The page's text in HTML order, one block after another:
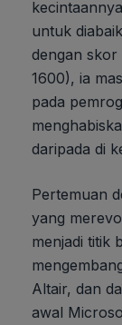
untuk
dengan skor
1600), ia
pada
daripada di
Pertemuan
yang
menjadi titik
Altair, dan
awal